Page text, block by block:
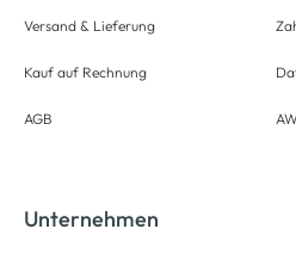
Versand & Lieferung
Kauf auf Rechnung
AGB
Unternehmen